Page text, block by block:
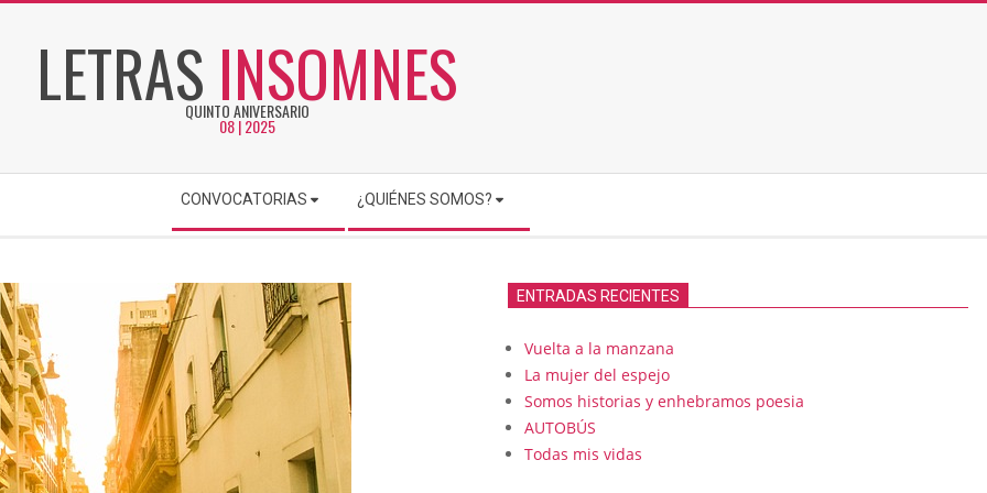
LETRAS INSOMNES
QUINTO ANIVERSARIO
08 | 2025
CONVOCATORIAS ¿QUIÉNES SOMOS?
ENTRADAS RECIENTES
Vuelta a la manzana
La mujer del espejo
Somos historias y enhebramos poesia
AUTOBÚS
Todas mis vidas